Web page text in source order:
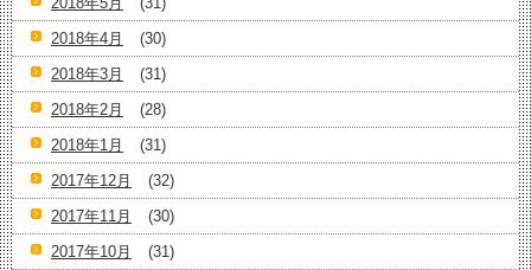
2018年4月
(30)
2018年3月
(31)
2018年2月
(28)
2018年1月
(31)
2017年12月
(32)
2017年11月
(30)
2017年10月
(31)